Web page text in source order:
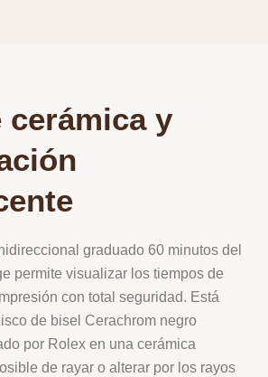
cerámica y
graduado 60 minutos del
permite visualizar los tiempos de
con total seguridad. Está
de bisel Cerachrom negro
por Rolex en una cerámica
de rayar o alterar por los rayos